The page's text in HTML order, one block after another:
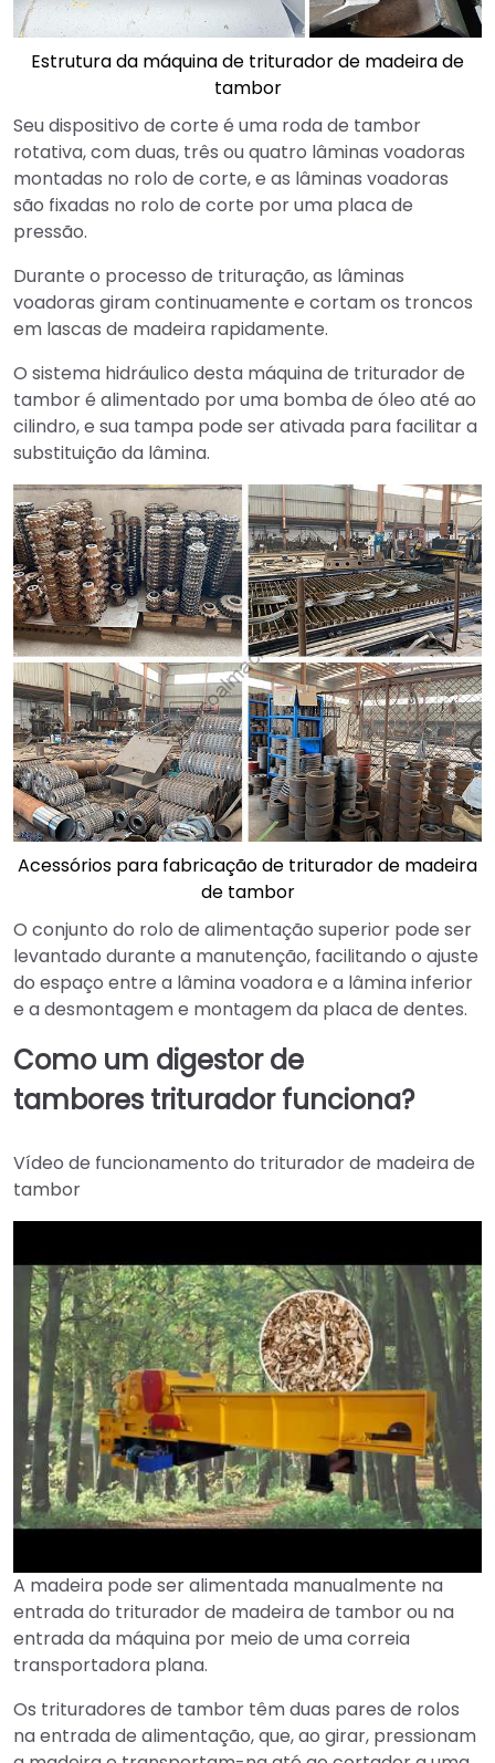
Estrutura da máquina de triturador de madeira de
tambor
Seu dispositivo de corte é uma roda de tambor
rotativa, com duas, três ou quatro lâminas voadoras
montadas no rolo de corte, e as lâminas voadoras
são fixadas no rolo de corte por uma placa de
pressão.
Durante o processo de trituração, as lâminas
voadoras giram continuamente e cortam os troncos
em lascas de madeira rapidamente.
O sistema hidráulico desta máquina de triturador de
tambor é alimentado por uma bomba de óleo até ao
cilindro, e sua tampa pode ser ativada para facilitar a
substituição da lâmina.
Acessórios para fabricação de triturador de madeira
de tambor
O conjunto do rolo de alimentação superior pode ser
levantado durante a manutenção, facilitando o ajuste
do espaço entre a lâmina voadora e a lâmina inferior
e a desmontagem e montagem da placa de dentes.
Como um digestor de
tambores trituradorfunciona?
Vídeo de funcionamento do triturador de madeira de
tambor
►
A madeira pode ser alimentada manualmente na
entrada do triturador de madeira de tambor ou na
entrada da máquina por meio de uma correia
transportadora plana.
Os trituradores de tambor têm duas pares de rolos
na entrada de alimentação, que, ao girar, pressionam